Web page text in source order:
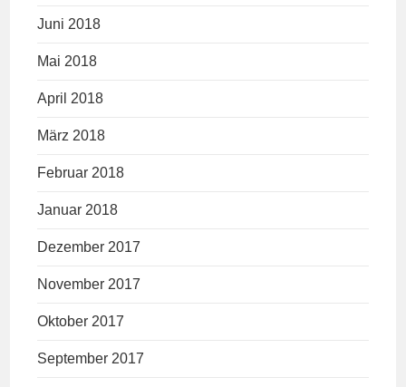
Juni 2018
Mai 2018
April 2018
März 2018
Februar 2018
Januar 2018
Dezember 2017
November 2017
Oktober 2017
September 2017